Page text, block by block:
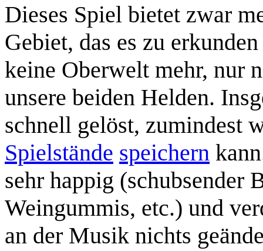
Dieses Spiel bietet zwar
Gebiet, das es zu
keine Oberwelt mehr, nur
unsere beiden Helden.
schnell gelöst, zumindest
Spielstände speichern
sehr happig
Weingummis, etc.) und
an der Musik nichts